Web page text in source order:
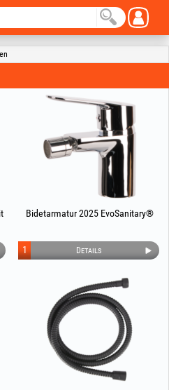
Bidetarmatur 2025 EvoSanitary®
Details
1